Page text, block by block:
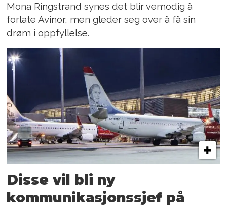
Mona Ringstrand synes det blir vemodig å
forlate Avinor, men gleder seg over å få sin
drøm i oppfyllelse.
Disse vil bli ny
kommunikasjons­sjef på